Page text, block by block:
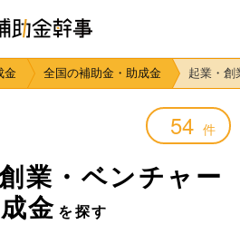
金 全国の補助金・助成金 起業・創
54 件
業・ベンチャー
金 を探す